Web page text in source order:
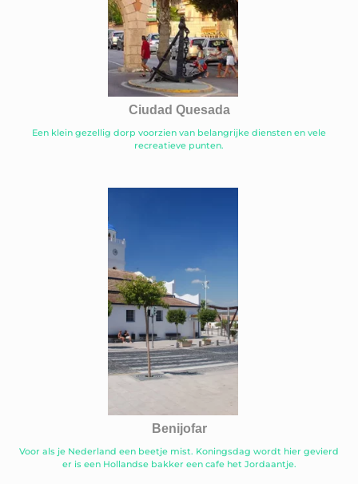
Ciudad Quesada
Een klein gezellig dorp voorzien van belangrijke diensten en vele
recreatieve punten.
Benijofar
Voor als je Nederland een beetje mist. Koningsdag wordt hier gevierd
er is een Hollandse bakker een cafe het Jordaantje.